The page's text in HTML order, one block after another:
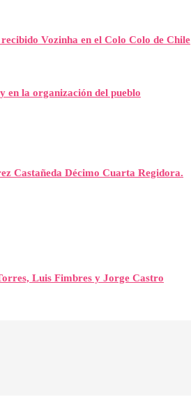
Vozinha en el Colo Colo de Chile
la organización del pueblo
Castañeda Décimo Cuarta Regidora.
Luis Fimbres y Jorge Castro